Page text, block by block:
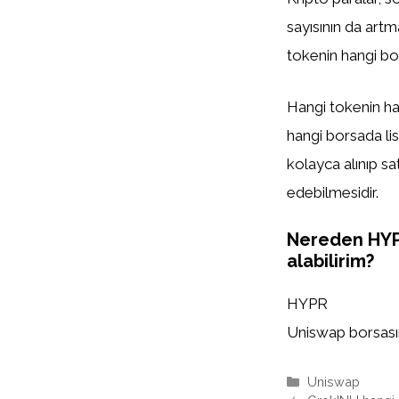
sayısının da
tokenin hangi
Hangi tokenin
hangi borsada
kolayca alınıp
edebilmesidir.
Nereden
alabilirim?
HYPR
Uniswap
Kategoriler
Uniswap